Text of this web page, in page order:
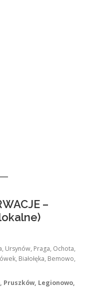
–
Ursynów, Praga, Ochota,
Białołęka, Bemowo,
Pruszków, Legionowo,